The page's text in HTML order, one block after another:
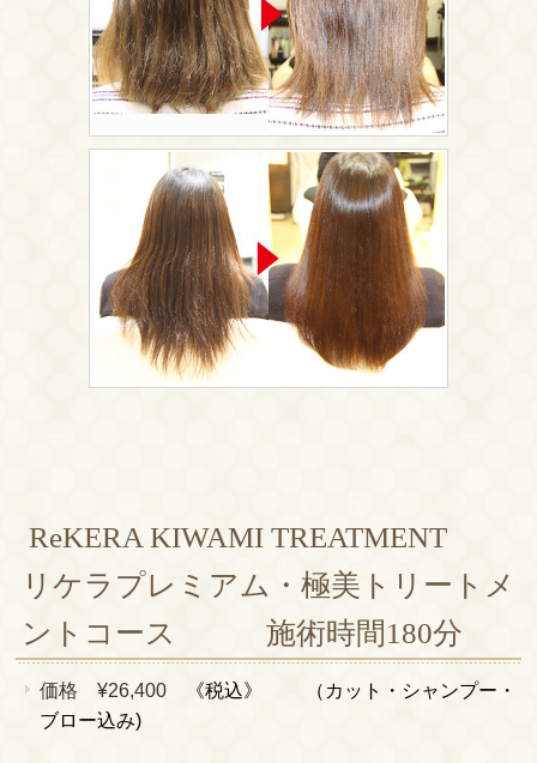
ReKERA KIWAMI TREATMENT
リケラプレミアム・極美トリートメ
ントコース 施術時間180分
価格 ¥26,400 《税込》
（カット・シャンプー・
ブロー込み)